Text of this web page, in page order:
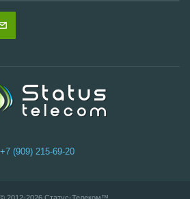
+7 (909) 215-69-20